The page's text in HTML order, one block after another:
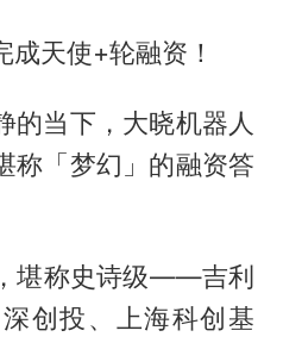
天使+轮融资！
的当下，大晓机器人
称「梦幻」的融资答
堪称史诗级——吉利
创投、上海科创基